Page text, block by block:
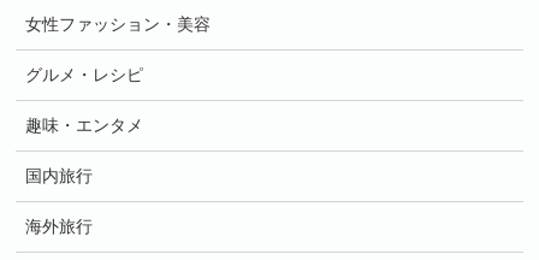
女性ファッション・美容
グルメ・レシピ
趣味・エンタメ
国内旅行
海外旅行